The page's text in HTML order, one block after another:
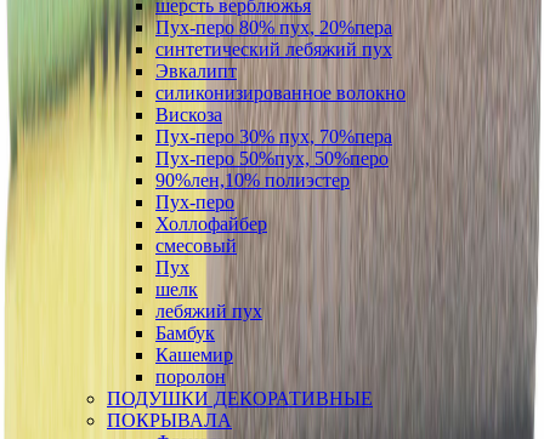
шерсть верблюжья
Пух-перо 80% пух, 20%пера
синтетический лебяжий пух
Эвкалипт
силиконизированное волокно
Вискоза
Пух-перо 30% пух, 70%пера
Пух-перо 50%пух, 50%перо
90%лен,10% полиэстер
Пух-перо
Холлофайбер
смесовый
Пух
шелк
лебяжий пух
Бамбук
Кашемир
поролон
ПОДУШКИ ДЕКОРАТИВНЫЕ
ПОКРЫВАЛА